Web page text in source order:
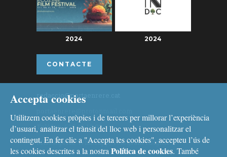
2024 2024
CONTACTE
redaccio@portaenrere.cat
Telèfon: 626 26 19 93
Missatgeria: Whatsapp, Telegram i Signal
Accepta cookies
Utilitzem cookies pròpies i de tercers per millorar l’experiència
d’usuari, analitzar el trànsit del lloc web i personalitzar el
contingut. En fer clic a "Accepta les cookies", accepteu l’ús de
les cookies descrites a la nostra Política de cookies. També